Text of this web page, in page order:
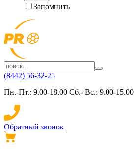
Запомнить
(8442) 56-32-25
Пн.-Пт.: 9.00-18.00 Сб.- Вс.: 9.00-15.00
Обратный звонок